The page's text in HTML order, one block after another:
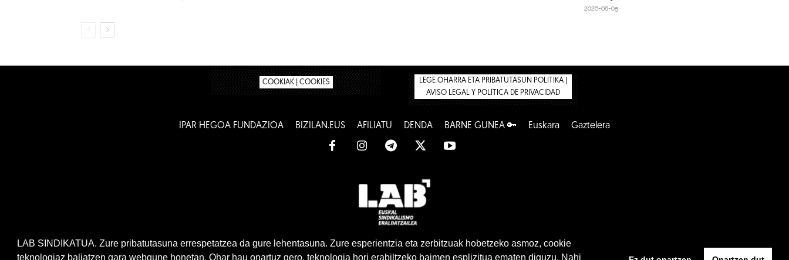
2026-08-05
COOKIAK | COOKIES
LEGE OHARRA ETA PRIBATUTASUN POLITIKA |
AVISO LEGAL Y POLÍTICA DE PRIVACIDAD
IPAR HEGOA FUNDAZIOA BIZILAN.EUS AFILIATU DENDA BARNE GUNEA 🔑 Euskara Gaztelera
www.lab.eus
LAB SINDIKATUA. Zure pribatutasuna errespetatzea da gure lehentasuna. Zure esperientzia eta zerbitzuak hobetzeko asmoz, cookie
teknologiaz baliatzen gara webgune honetan. Ohar hau onartuz gero, teknologia hori erabiltzeko baimen esplizitua ematen diguzu. Nahi